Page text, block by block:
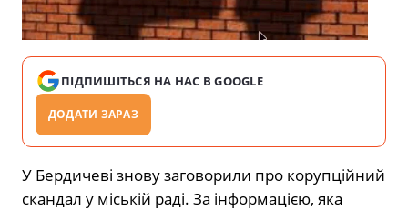
ПІДПИШІТЬСЯ НА НАС В GOOGLE
ДОДАТИ ЗАРАЗ
У Бердичеві знову заговорили про корупційний
скандал у міській раді. За інформацією, яка